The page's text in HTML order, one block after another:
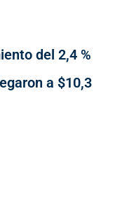
del 2,4 %
a $10,3